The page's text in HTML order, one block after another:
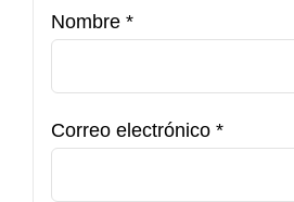
Nombre *
Correo electrónico *